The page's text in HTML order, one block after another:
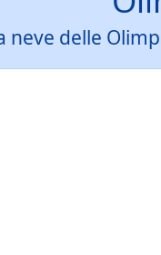
neve delle